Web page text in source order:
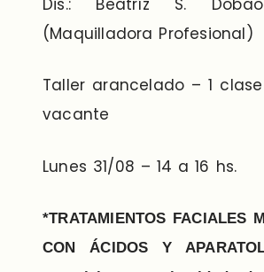
(Maquilladora Profesional)
Taller arancelado – 1
vacante
Lunes 31/08 – 14 a 16 hs.
*TRATAMIENTOS FACIALES
CON ÁCIDOS Y